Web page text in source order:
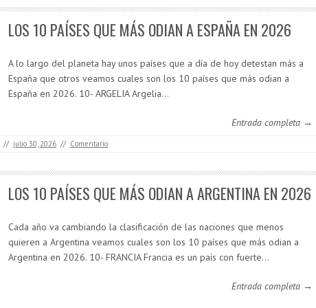
LOS 10 PAÍSES QUE MÁS ODIAN A ESPAÑA EN 2026
A lo largo del planeta hay unos países que a día de hoy detestan más a
España que otros veamos cuales son los 10 países que más odian a
España en 2026. 10- ARGELIA Argelia…
Entrada completa →
// julio 30, 2026 // Comentario
LOS 10 PAÍSES QUE MÁS ODIAN A ARGENTINA EN 2026
Cada año va cambiando la clasificación de las naciones que menos
quieren a Argentina veamos cuales son los 10 países que más odian a
Argentina en 2026. 10- FRANCIA Francia es un país con fuerte…
Entrada completa →